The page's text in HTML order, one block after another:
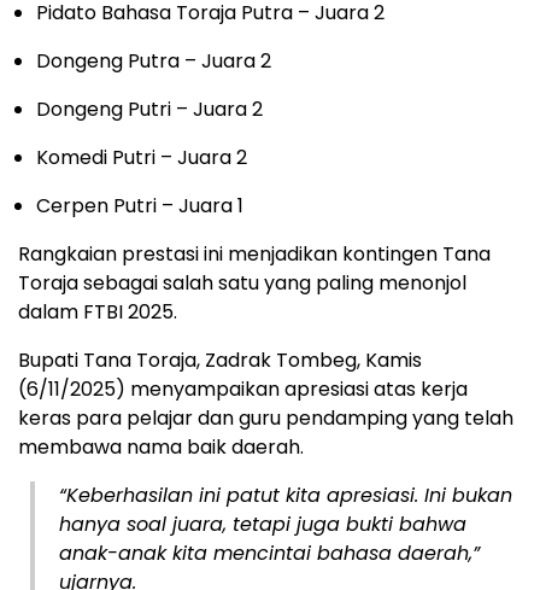
Pidato Bahasa Toraja Putra – Juara 2
Dongeng Putra – Juara 2
Dongeng Putri – Juara 2
Komedi Putri – Juara 2
Cerpen Putri – Juara 1
Rangkaian prestasi ini menjadikan kontingen Tana
Toraja sebagai salah satu yang paling menonjol
dalam FTBI 2025.
Bupati Tana Toraja, Zadrak Tombeg, Kamis
(6/11/2025) menyampaikan apresiasi atas kerja
keras para pelajar dan guru pendamping yang telah
membawa nama baik daerah.
“Keberhasilan ini patut kita apresiasi. Ini bukan
hanya soal juara, tetapi juga bukti bahwa
anak-anak kita mencintai bahasa daerah,”
ujarnya.